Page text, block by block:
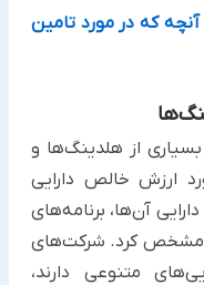
که در مورد تامین
از هلدینگ‌ها و
ارزش خالص دارایی
آن‌ها، برنامه‌های
مشخص کرد. شرکت‌های
متنوعی دارند،